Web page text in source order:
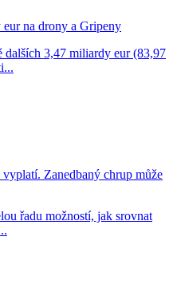
na drony a Gripeny
3,47 miliardy eur (83,97
Zanedbaný chrup může
řadu možností, jak srovnat